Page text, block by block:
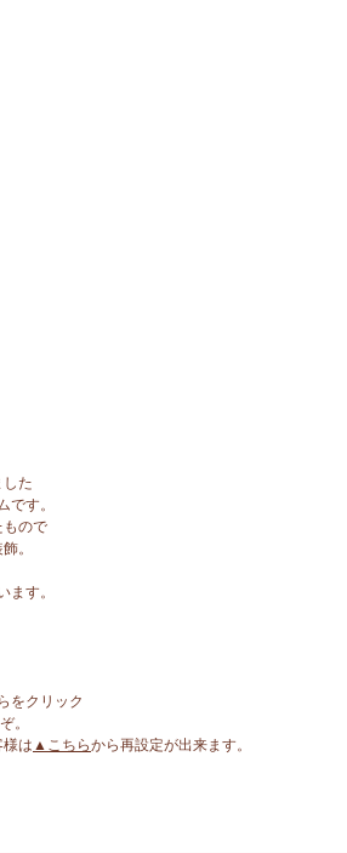
た
です。
もので
。
ます。
をクリック
。
は ▲こちらから再設定が出来ます。